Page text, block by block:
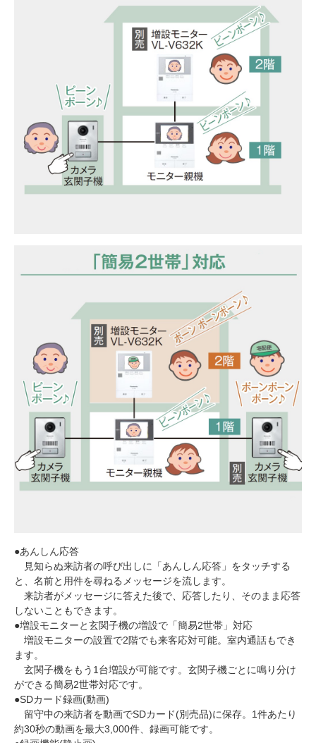
●あんしん応答
見知らぬ来訪者の呼び出しに「あんしん応答」をタッチする
と、名前と用件を尋ねるメッセージを流します。
来訪者がメッセージに答えた後で、応答したり、そのまま応答
しないこともできます。
●増設モニターと玄関子機の増設で「簡易2世帯」対応
増設モニターの設置で2階でも来客応対可能。室内通話もでき
ます。
玄関子機をもう1台増設が可能です。玄関子機ごとに鳴り分け
ができる簡易2世帯対応です。
●SDカード録画(動画)
留守中の来訪者を動画でSDカード(別売品)に保存。1件あたり
約30秒の動画を最大3,000件、録画可能です。